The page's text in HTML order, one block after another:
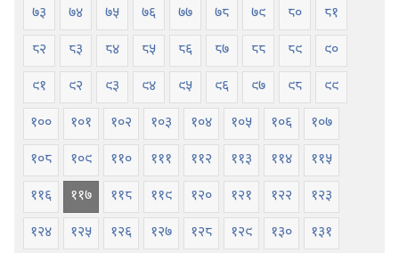
७३
७४ ७५ ७६ ७७ ७८ ७९ ८०
८१
८२
८३ ८४ ८५ ८६ ८७ ८८ ८९
९०
९१
९२ ९३ ९४ ९५ ९६ ९७ ९८
९९
१००
१०१ १०२ १०३ १०४ १०५ १०६
१०७
१०८
१०९ ११० १११ ११२ ११३ ११४
११५
११६
११७ ११८ ११९ १२० १२१ १२२
१२३
१२४
१२५ १२६ १२७ १२८ १२९ १३०
१३१